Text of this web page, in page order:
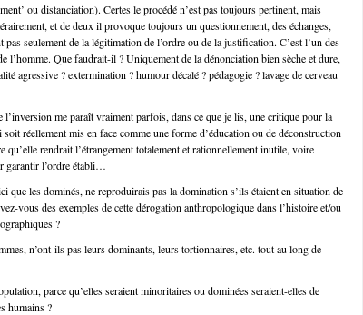
ou distanciation). Certes le procédé n’est pas toujours pertinent, mais
et de deux il provoque toujours un questionnement, des échanges,
pas seulement de la légitimation de l’ordre ou de la justification. C’est l’un des
l’homme. Que faudrait-il ? Uniquement de la dénonciation bien sèche et dure,
agressive ? extermination ? humour décalé ? pédagogie ? lavage de cerveau
l’inversion me paraît vraiment parfois, dans ce que je lis, une critique pour la
réellement mis en face comme une forme d’éducation ou de déconstruction
qu’elle rendrait l’étrangement totalement et rationnellement inutile, voire
garantir l’ordre établi…
que les dominés, ne reproduirais pas la domination s’ils étaient en situation de
vous des exemples de cette dérogation anthropologique dans l’histoire et/ou
?
n’ont-ils pas leurs dominants, leurs tortionnaires, etc. tout au long de
parce qu’elles seraient minoritaires ou dominées seraient-elles de
humains ?